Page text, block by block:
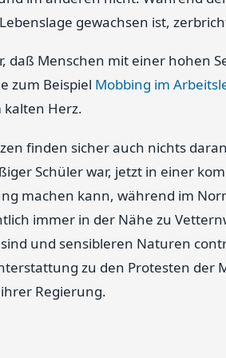
gewachsen ist,
daß Menschen mit einer hohen
zum Beispiel Mobbing im
Herz.
finden sicher auch nichts
Schüler war, jetzt in einer
machen kann, während im
immer in der Nähe zu
und sensibleren Naturen
zu den Protesten der
Regierung.